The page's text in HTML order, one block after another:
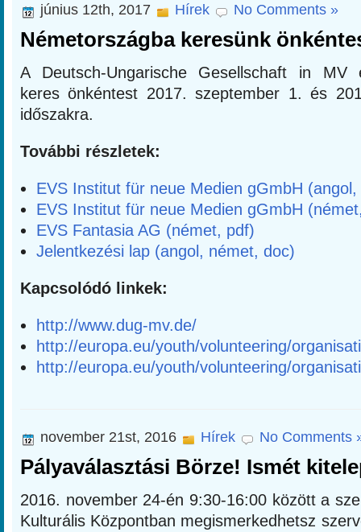
június 12th, 2017 Hírek No Comments »
Németországba keresünk
A Deutsch-Ungarische Gesellschaft in MV
keres önkéntest 2017. szeptember 1. és
időszakra.
További részletek:
EVS Institut für neue Medien gGmbH (angol,
EVS Institut für neue Medien gGmbH
EVS Fantasia AG (német, pdf)
Jelentkezési lap (angol, német, doc)
Kapcsolódó linkek:
http://www.dug-mv.de/
http://europa.eu/youth/volunteering/
http://europa.eu/youth/volunteering/
november 21st, 2016 Hírek No Comments
Pályaválasztási Börze! Ismét
2016. november 24-én 9:30-16:00 között a
Kulturális Központban megismerkedhetsz